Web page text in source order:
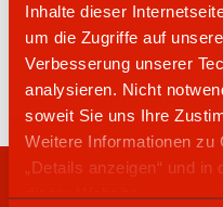
Inhalte dieser
um die Zugriffe auf
Verbesserung unserer
analysieren. Nicht
soweit Sie uns Ihre
Weitere Informationen zu
„Details anzeigen“ und in
dieser Website.
02261
Kölner
51702
RECHTLICHES